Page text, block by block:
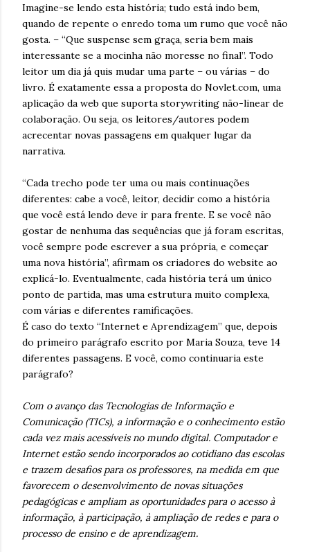
Imagine-se lendo esta história; tudo está indo bem,
quando de repente o enredo toma um rumo que você não
gosta. – “Que suspense sem graça, seria bem mais
interessante se a mocinha não moresse no final”. Todo
leitor um dia já quis mudar uma parte – ou várias – do
livro. É exatamente essa a proposta do Novlet.com, uma
aplicação da web que suporta storywriting não-linear de
colaboração. Ou seja, os leitores/autores podem
acrecentar novas passagens em qualquer lugar da
narrativa.
“Cada trecho pode ter uma ou mais continuações
diferentes: cabe a você, leitor, decidir como a história
que você está lendo deve ir para frente. E se você não
gostar de nenhuma das sequências que já foram escritas,
você sempre pode escrever a sua própria, e começar
uma nova história”, afirmam os criadores do website ao
explicá-lo. Eventualmente, cada história terá um único
ponto de partida, mas uma estrutura muito complexa,
com várias e diferentes ramificações.
É caso do texto “Internet e Aprendizagem” que, depois
do primeiro parágrafo escrito por Maria Souza, teve 14
diferentes passagens. E você, como continuaria este
parágrafo?
Com o avanço das Tecnologias de Informação e
Comunicação (TICs), a informação e o conhecimento estão
cada vez mais acessíveis no mundo digital. Computador e
Internet estão sendo incorporados ao cotidiano das escolas
e trazem desafios para os professores, na medida em que
favorecem o desenvolvimento de novas situações
pedagógicas e ampliam as oportunidades para o acesso à
informação, à participação, à ampliação de redes e para o
processo de ensino e de aprendizagem.